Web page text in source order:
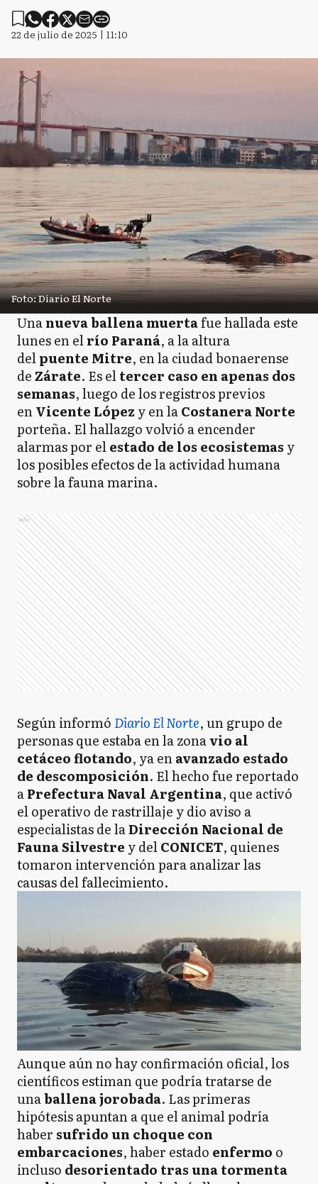
22 de julio de 2025 | 11:10
Foto: Diario El Norte
Unanueva ballena muertafue hallada este
lunes en elrío Paraná, a la altura
delpuente Mitre, en la ciudad bonaerense
deZárate. Es eltercer caso en apenas dos
semanas, luego de los registros previos
enVicente López y en laCostanera Norte
porteña. El hallazgo volvió a encender
alarmas por elestado de los ecosistemas y
los posibles efectos de la actividad humana
sobre la fauna marina.
Ads
Según informó Diario El Norte, un grupo de
personas que estaba en la zonavio al
cetáceo flotando, ya enavanzado estado
de descomposición. El hecho fue reportado
aPrefectura Naval Argentina, que activó
el operativo de rastrillaje y dio aviso a
especialistas de laDirección Nacional de
Fauna Silvestre y delCONICET, quienes
tomaron intervención para analizar las
causas del fallecimiento.
Aunque aún no hay confirmación oficial, los
científicos estiman que podría tratarse de
unaballena jorobada. Las primeras
hipótesis apuntan a que el animal podría
haber sufrido un choque con
embarcaciones, haber estado enfermo o
incluso desorientado tras una tormenta